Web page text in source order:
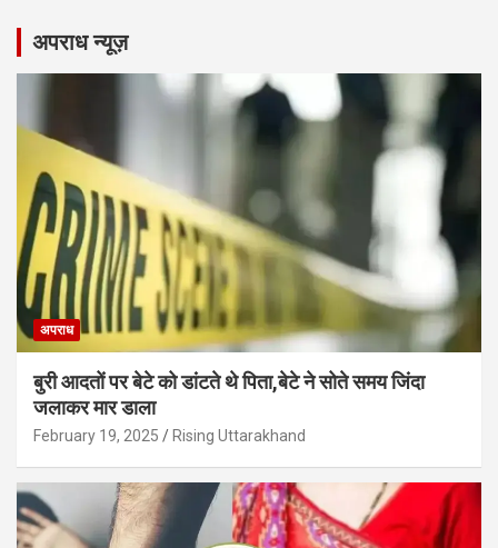
अपराध न्यूज़
अपराध
बुरी आदतों पर बेटे को डांटते थे पिता,बेटे ने सोते समय जिंदा
जलाकर मार डाला
February 19, 2025 Rising Uttarakhand